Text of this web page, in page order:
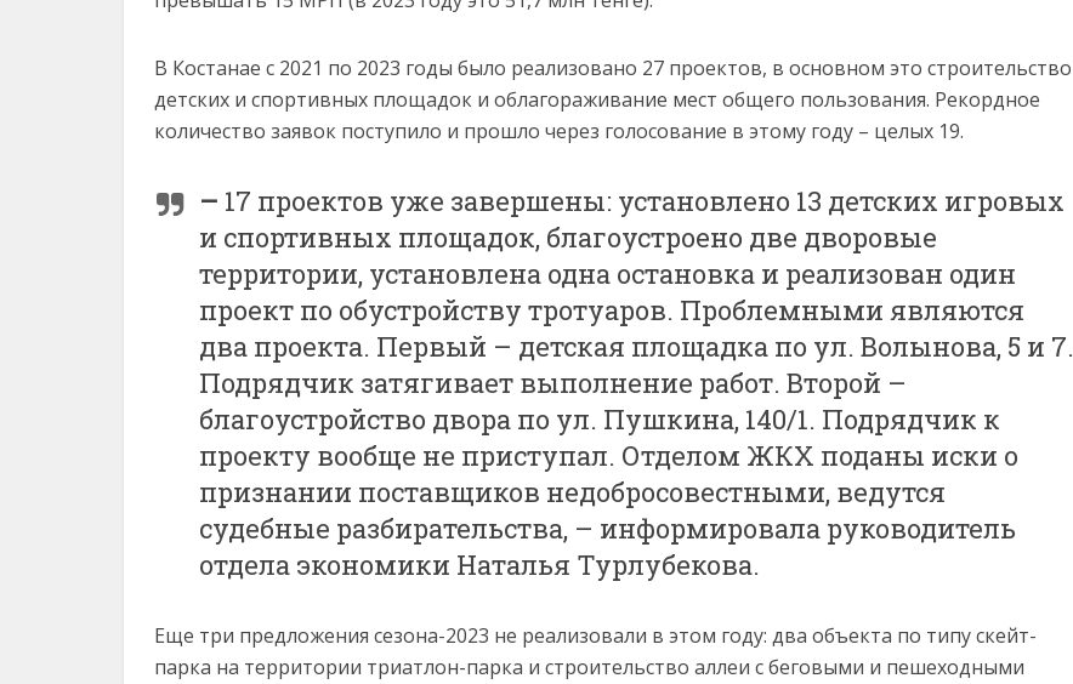
В Костанае с 2021 по 2023 годы было реализовано 27 проектов, в основном это строительство
детских и спортивных площадок и облагораживание мест общего пользования. Рекордное
количество заявок поступило и прошло через голосование в этому году – целых 19.
– 17 проектов уже завершены: установлено 13 детских игровых
и спортивных площадок, благоустроено две дворовые
территории, установлена одна остановка и реализован один
проект по обустройству тротуаров. Проблемными являются
два проекта. Первый – детская площадка по ул. Волынова, 5 и 7.
Подрядчик затягивает выполнение работ. Второй –
благоустройство двора по ул. Пушкина, 140/1. Подрядчик к
проекту вообще не приступал. Отделом ЖКХ поданы иски о
признании поставщиков недобросовестными, ведутся
судебные разбирательства, – информировала руководитель
отдела экономики Наталья Турлубекова.
Еще три предложения сезона-2023 не реализовали в этом году: два объекта по типу скейт-
парка на территории триатлон-парка и строительство аллеи с беговыми и пешеходными